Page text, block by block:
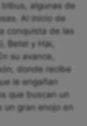
algunas de
Al inicio de
conquista de las
Betel y Hai,
su avance,
donde recibe
le engañan
que buscan un
un gran enojo en